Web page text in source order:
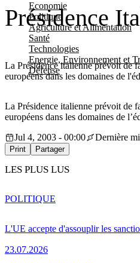
Economie
Politique
Agriculture et Alimentation
Santé
Technologies
Energie, Environnement et
Défense
Présidence
La Présidence italienne prévoit de
européens dans les domaines de
La Présidence italienne prévoit de
européens dans les domaines de
Jul 4, 2003 - 00:00
Dernière
Print Partager
LES PLUS LUS
L'UE accepte d'assouplir les
23.07.2026
POLITIQUE